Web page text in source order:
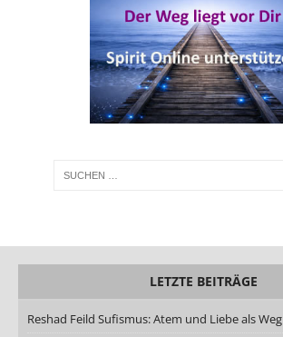
LETZTE BEITRÄGE
Reshad Feild Sufismus: Atem und Liebe als Weg